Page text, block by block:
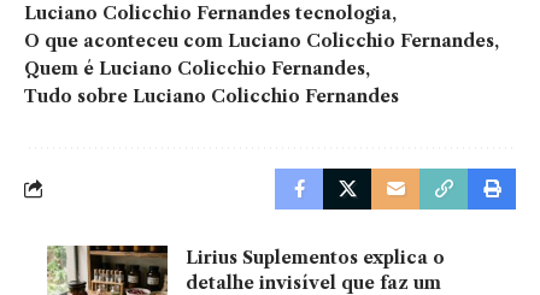
Luciano Colicchio Fernandes tecnologia
O que aconteceu com Luciano Colicchio Fernandes
Quem é Luciano Colicchio Fernandes
Tudo sobre Luciano Colicchio Fernandes
Lirius Suplementos explica o
detalhe invisível que faz um